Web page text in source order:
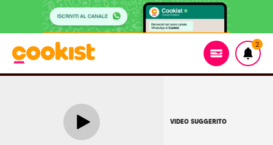
2
VIDEO SUGGERITO